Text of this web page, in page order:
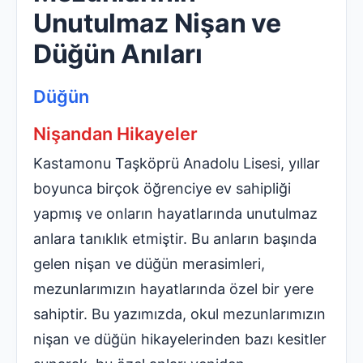
Unutulmaz Nişan ve
Düğün Anıları
Düğün
Nişandan Hikayeler
Kastamonu Taşköprü Anadolu Lisesi, yıllar
boyunca birçok öğrenciye ev sahipliği
yapmış ve onların hayatlarında unutulmaz
anlara tanıklık etmiştir. Bu anların başında
gelen nişan ve düğün merasimleri,
mezunlarımızın hayatlarında özel bir yere
sahiptir. Bu yazımızda, okul mezunlarımızın
nişan ve düğün hikayelerinden bazı kesitler